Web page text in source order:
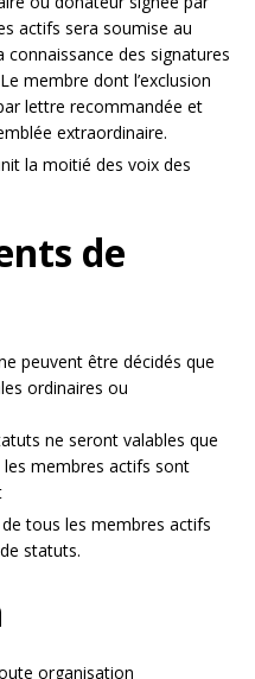
actifs sera soumise au
des signatures
membre dont l’exclusion
lettre recommandée et
extraordinaire.
la moitié des voix des
de
peuvent être décidés que
ordinaires ou
ne seront valables que
membres actifs sont
tous les membres actifs
statuts.
organisation